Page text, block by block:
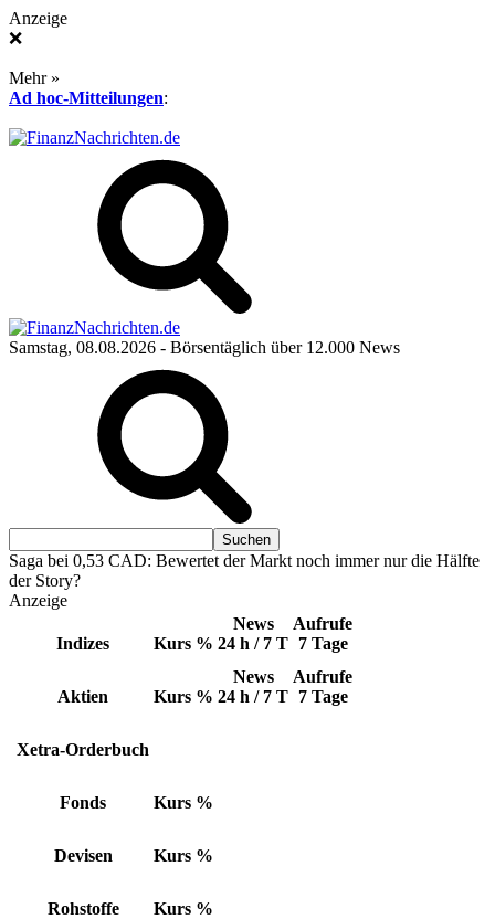
Anzeige
❌
Mehr »
Ad hoc-Mitteilungen:
Samstag, 08.08.2026 - Börsentäglich über 12.000 News
Saga bei 0,53 CAD: Bewertet der Markt noch immer nur die Hälfte
der Story?
Anzeige
Indizes Kurs %
News
24 h / 7 T
Aufrufe
7 Tage
Aktien Kurs %
News
24 h / 7 T
Aufrufe
7 Tage
Xetra-Orderbuch
Fonds Kurs %
Devisen Kurs %
Rohstoffe Kurs %